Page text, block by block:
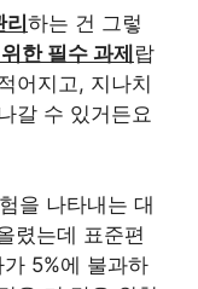
리하는 건 그렇
한 필수 과제랍
어지고, 지나치
갈 수 있거든요
을 나타내는 대
렸는데 표준편
5%에 불과하